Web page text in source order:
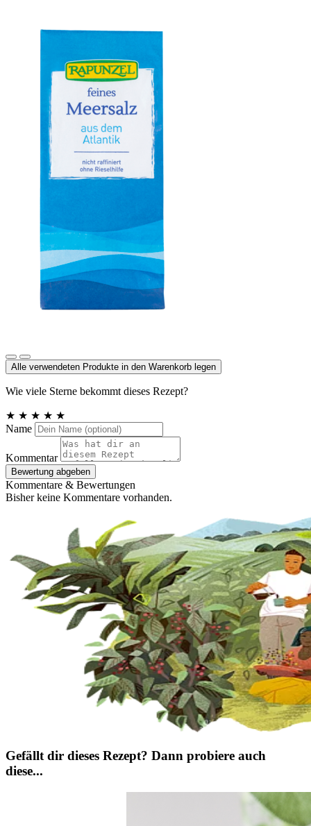
Alle verwendeten Produkte in den Warenkorb legen
Wie viele Sterne bekommt dieses Rezept?
★ ★ ★ ★ ★
Name
Kommentar
Bewertung abgeben
Kommentare & Bewertungen
Bisher keine Kommentare vorhanden.
Gefällt dir dieses Rezept? Dann probiere auch
diese...